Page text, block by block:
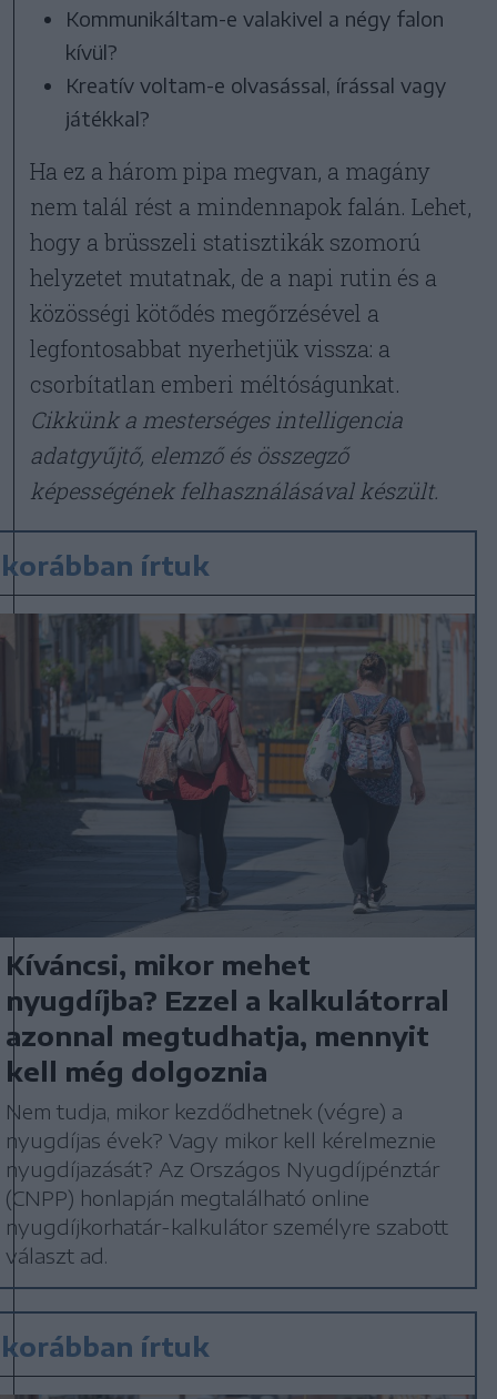
Kommunikáltam-e valakivel a négy falon
kívül?
Kreatív voltam-e olvasással, írással vagy
játékkal?
Ha ez a három pipa megvan, a magány
nem talál rést a mindennapok falán. Lehet,
hogy a brüsszeli statisztikák szomorú
helyzetet mutatnak, de a napi rutin és a
közösségi kötődés megőrzésével a
legfontosabbat nyerhetjük vissza: a
csorbítatlan emberi méltóságunkat.
Cikkünk a mesterséges intelligencia
adatgyűjtő, elemző és összegző
képességének felhasználásával készült.
korábban írtuk
Kíváncsi, mikor mehet
nyugdíjba? Ezzel a kalkulátorral
azonnal megtudhatja, mennyit
kell még dolgoznia
Nem tudja, mikor kezdődhetnek (végre) a
nyugdíjas évek? Vagy mikor kell kérelmeznie
nyugdíjazását? Az Országos Nyugdíjpénztár
(CNPP) honlapján megtalálható online
nyugdíjkorhatár-kalkulátor személyre szabott
választ ad.
korábban írtuk